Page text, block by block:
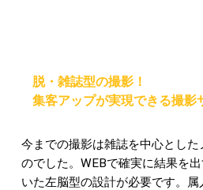
脱・雑誌型の撮影！
集客アップが実現できる撮影
今までの撮影は雑誌を中心とし
のでした。WEBで確実に結果を
いた左脳型の設計が必要です。